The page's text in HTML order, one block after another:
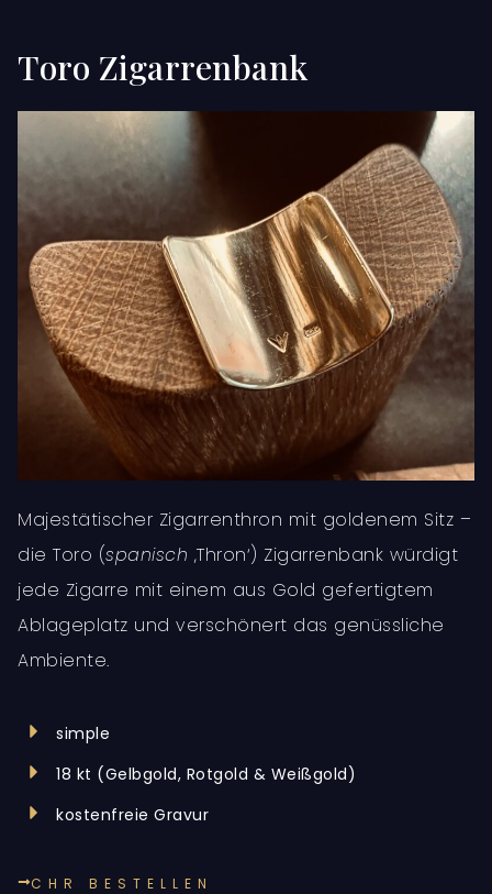
Toro Zigarrenbank
Majestätischer Zigarrenthron mit goldenem Sitz –
die Toro (spanisch ‚Thron‘) Zigarrenbank würdigt
jede Zigarre mit einem aus Gold gefertigtem
Ablageplatz und verschönert das genüssliche
Ambiente.
simple
18 kt (Gelbgold, Rotgold & Weißgold)
kostenfreie Gravur
CHR BESTELLEN